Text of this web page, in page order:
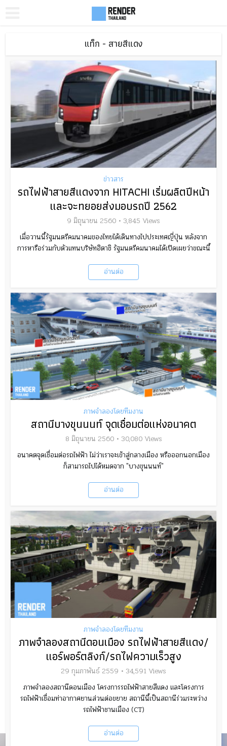
แท็ก - สายสีแดง
ข่าวสาร
รถไฟฟ้าสายสีแดงจาก HITACHI เริ่มผลิตปีหน้า
และจะทยอยส่งมอบรถปี 2562
9 มิถุนายน 2560
3,845 Views
เมื่อวานนี้รัฐมนตรีคมนาคมของไทยได้เดินทางไปประเทศญี่ปุ่น หลังจาก
การหารือร่วมกับตัวแทนบริษัทฮิตาชิ รัฐมนตรีคมนาคมได้เปิดเผยว่าขณะนี้
อ่านต่อ
ภาพจำลองโดยทีมงาน
สถานีบางขุนนนท์ จุดเชื่อมต่อแห่งอนาคต
8 มิถุนายน 2560
30,080 Views
อนาคตจุดเชื่อมต่อรถไฟฟ้า ไม่ว่าเราจะเข้าสู่กลางเมือง หรือออกนอกเมือง
ก็สามารถไปได้หมดจาก "บางขุนนนท์"
อ่านต่อ
ภาพจำลองโดยทีมงาน
ภาพจำลองสถานีดอนเมือง รถไฟฟ้าสายสีแดง/
แอร์พอร์ตลิงก์/รถไฟความเร็วสูง
29 กุมภาพันธ์ 2559
34,591 Views
ภาพจำลองสถานีดอนเมือง โครงการรถไฟฟ้าสายสีแดง และโครงการ
รถไฟฟ้าเชื่อมท่าอากาศยานส่วนต่อขยาย สถานีนี้เป็นสถานีร่วมระหว่าง
รถไฟฟ้าชานเมือง (CT)
อ่านต่อ